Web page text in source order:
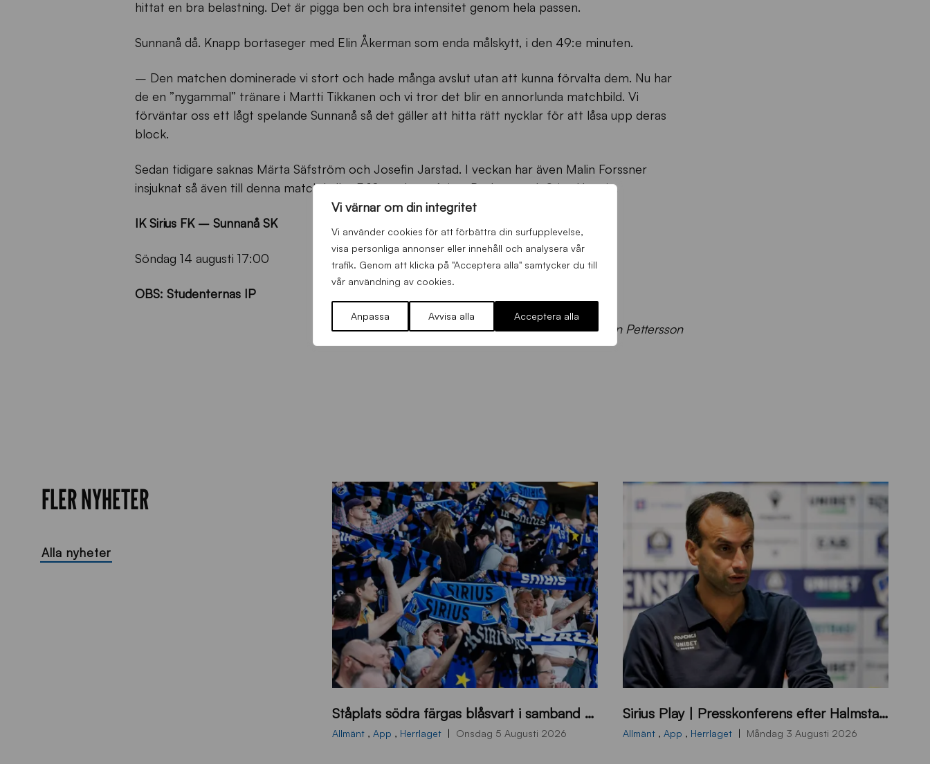
Vi värnar om din integritet
Vi använder cookies för att förbättra din surfupplevelse,
visa personliga annonser eller innehåll och analysera vår
trafik. Genom att klicka på "Acceptera alla" samtycker du till
vår användning av cookies.
Anpassa Avvisa alla Acceptera alla
hittat en bra belastning. Det är pigga ben och bra intensitet genom hela passen.
Sunnanå då. Knapp bortaseger med Elin Åkerman som enda målskytt, i den 49:e minuten.
– Den matchen dominerade vi stort och hade många avslut utan att kunna förvalta dem. Nu har
de en ”nygammal” tränare i Martti Tikkanen och vi tror det blir en annorlunda matchbild. Vi
förväntar oss ett lågt spelande Sunnanå så det gäller att hitta rätt nycklar för att låsa upp deras
block.
Sedan tidigare saknas Märta Säfström och Josefin Jarstad. I veckan har även Malin Forssner
insjuknat så även till denna match kallas F-19-spelarna Ariam Berhane och Stina Huss in.
IK Sirius FK – Sunnanå SK
Söndag 14 augusti 17:00
OBS: Studenternas IP
Foto: Björn Pettersson
FLER NYHETER
Alla nyheter
ö
d
Ståplats södra färgas blåsvart i samband med nästa hemmamatch
Allmänt , App , Herrlaget Onsdag 5 Augusti 2026
B
2
Sirius Play | Presskonferens efter Halmstad – Sirius
Allmänt , App , Herrlaget Måndag 3 Augusti 2026